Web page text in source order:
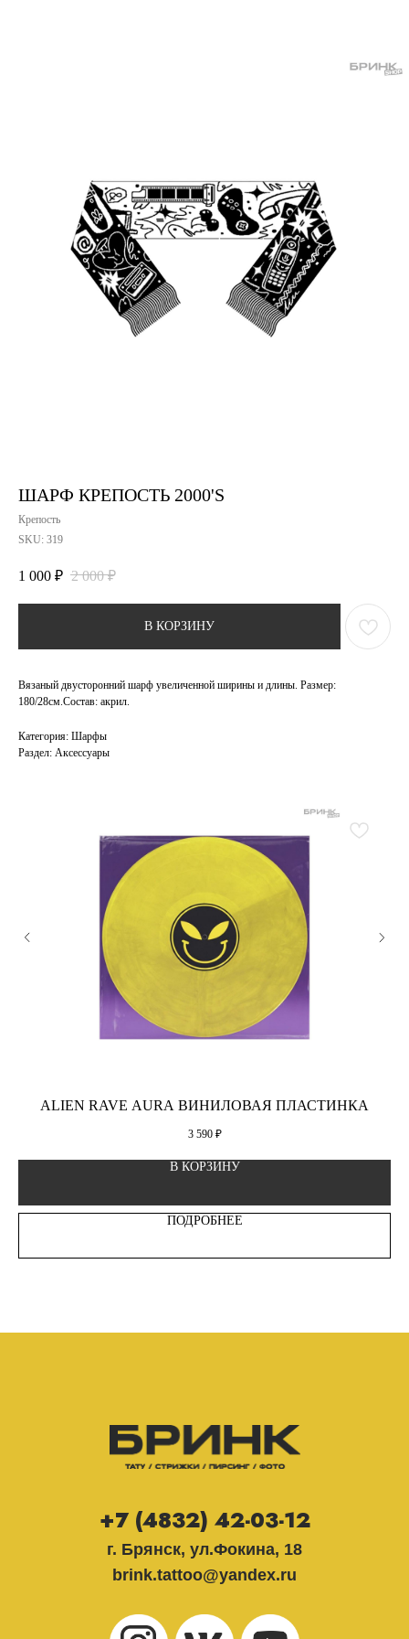
ШАРФ КРЕПОСТЬ 2000'S
Крепость
SKU: 319
1 000 ₽ 2 000 ₽
В КОРЗИНУ
Вязаный двусторонний шарф увеличенной ширины и длины. Размер:
180/28см.Состав: акрил.
Категория: Шарфы
Раздел: Аксессуары
ALIEN RAVE AURA ВИНИЛОВАЯ ПЛАСТИНКА
3 590 ₽
В КОРЗИНУ
ПОДРОБНЕЕ
г. Брянск, ул.Фокина, 18
brink.tattoo@yandex.ru
+7 (4832) 42-03-12